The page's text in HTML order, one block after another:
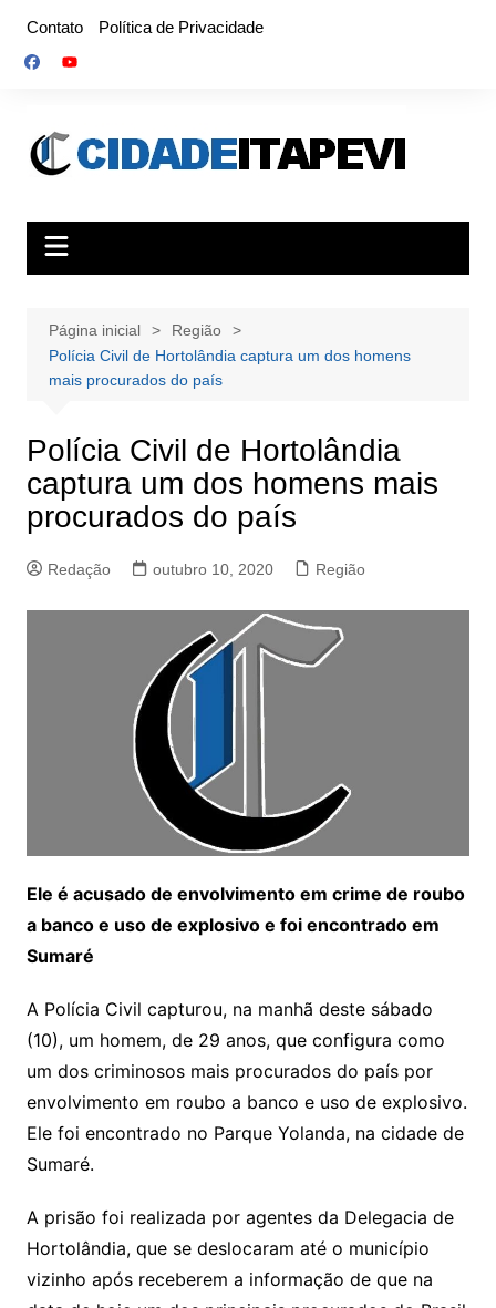
Contato Política de Privacidade
Página inicial
Região
Polícia Civil de Hortolândia captura um dos homens
mais procurados do país
Polícia Civil de Hortolândia
captura um dos homens mais
procurados do país
Redação outubro 10, 2020 Região
Ele é acusado de envolvimento em crime de roubo
a banco e uso de explosivo e foi encontrado em
Sumaré
A Polícia Civil capturou, na manhã deste sábado
(10), um homem, de 29 anos, que configura como
um dos criminosos mais procurados do país por
envolvimento em roubo a banco e uso de explosivo.
Ele foi encontrado no Parque Yolanda, na cidade de
Sumaré.
A prisão foi realizada por agentes da Delegacia de
Hortolândia, que se deslocaram até o município
vizinho após receberem a informação de que na